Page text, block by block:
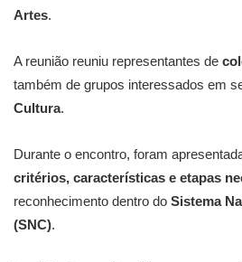
Artes.
A reunião reuniu representantes de
também de grupos interessados em
Cultura.
Durante o encontro, foram
critérios, características e etapas
reconhecimento dentro do Sistema
(SNC).